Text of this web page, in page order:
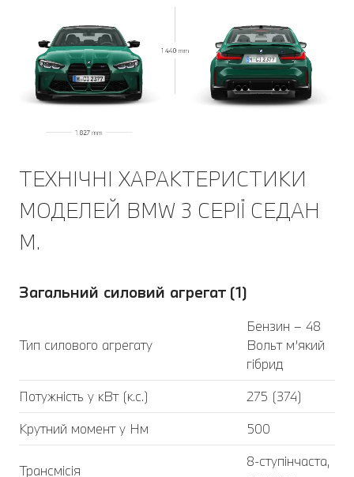
ТЕХНІЧНІ ХАРАКТЕРИСТИКИ
МОДЕЛЕЙ BMW 3 СЕРІЇ CЕДАН
M.
Загальний силовий агрегат (1)
Тип силового агрегату
Бензин – 48
Вольт м’який
гібрид
Потужність у кВт (к.с.)
275 (374)
Крутний момент у Нм
500
Трансмісія
8-ступінчаста,